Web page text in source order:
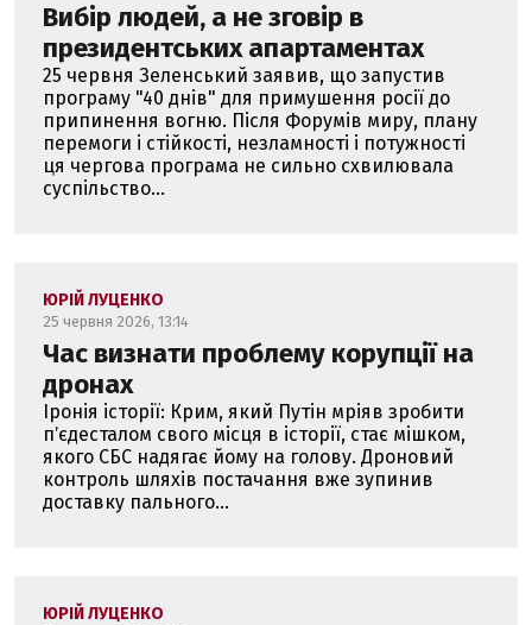
Вибір людей, а не зговір в
президентських апартаментах
25 червня Зеленський заявив, що запустив
програму "40 днів" для примушення росії до
припинення вогню. Після Форумів миру, плану
перемоги і стійкості, незламності і потужності
ця чергова програма не сильно схвилювала
суспільство...
ЮРІЙ ЛУЦЕНКО
25 червня 2026, 13:14
Час визнати проблему корупції на
дронах
Іронія історії: Крим, який Путін мріяв зробити
пʼєдесталом свого місця в історії, стає мішком,
якого СБС надягає йому на голову. Дроновий
контроль шляхів постачання вже зупинив
доставку пального...
ЮРІЙ ЛУЦЕНКО